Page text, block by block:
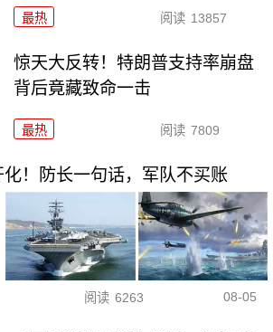
最热 阅读 13857
惊天大反转！特朗普支持率崩盘
背后竟藏致命一击
最热 阅读 7809
！防长一句话，军队不买账
阅读 6263 08-05